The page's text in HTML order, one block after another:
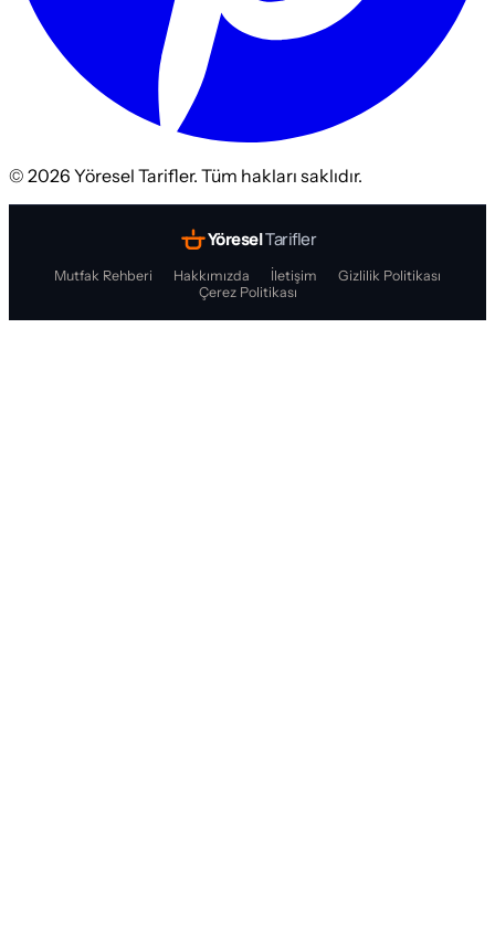
© 2026 Yöresel Tarifler. Tüm hakları saklıdır.
YöreselTarifler
Mutfak Rehberi Hakkımızda İletişim
Gizlilik Politikası
Çerez Politikası